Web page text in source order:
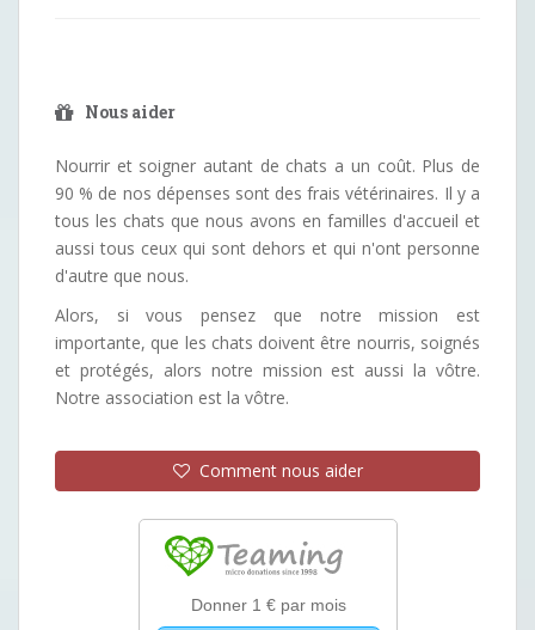
Nous aider
Nourrir et soigner autant de chats a un coût. Plus de
90 % de nos dépenses sont des frais vétérinaires. Il y a
tous les chats que nous avons en familles d'accueil et
aussi tous ceux qui sont dehors et qui n'ont personne
d'autre que nous.
Alors, si vous pensez que notre mission est
importante, que les chats doivent être nourris, soignés
et protégés, alors notre mission est aussi la vôtre.
Notre association est la vôtre.
Comment nous aider